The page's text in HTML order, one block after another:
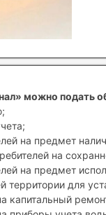
можно подать
на предмет
на
на предмет
для
капитальный